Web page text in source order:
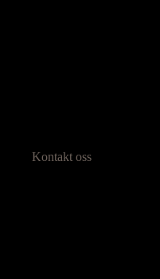
Kontakt oss